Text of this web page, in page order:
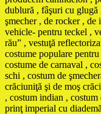
dublură , fâşuri cu glugă
şmecher , de rocker , de
vehicle- pentru teckel ,
rău” , vestuţă
costume populare
costume de carnaval ,
schi , costum de
crăciuniţă şi de moş
, costum indian , costum
prinţ imperial cu